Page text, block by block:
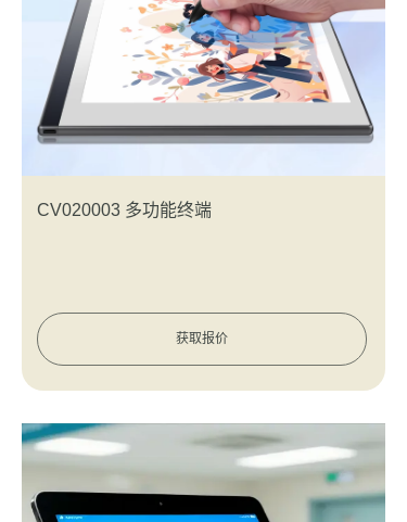
CV020003 多功能终端
获取报价